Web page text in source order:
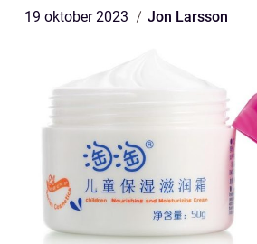
19 oktober 2023 Jon Larsson